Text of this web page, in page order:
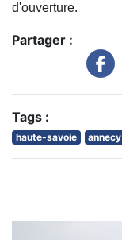
d'ouverture.
Partager :
Tags :
haute-savoie annecy